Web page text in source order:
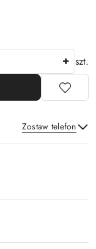
szt.
Zostaw telefon